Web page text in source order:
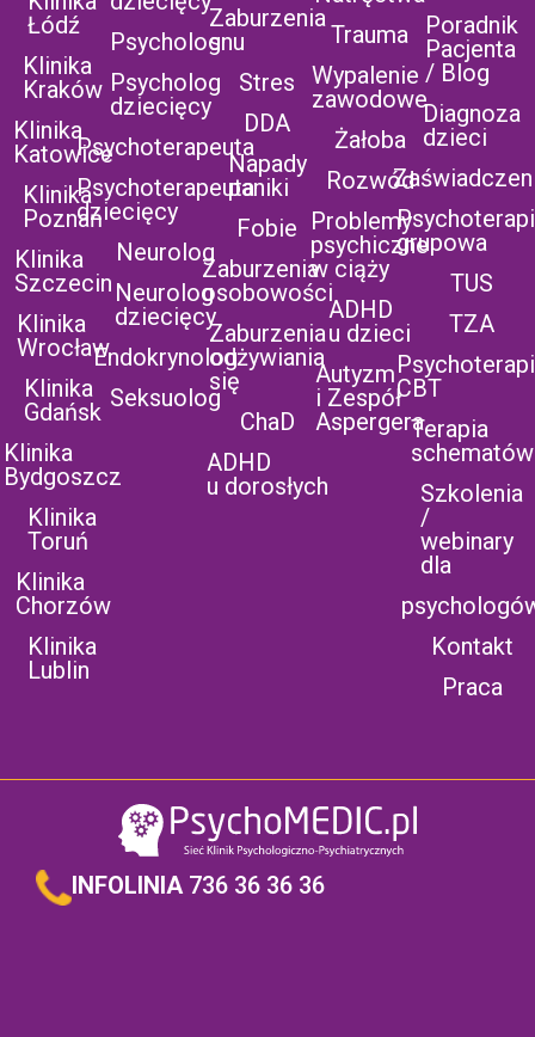
Łódź
Klinika
Kraków
Klinika
Katowice
Klinika
Poznań
Klinika
Szczecin
Klinika
Wrocław
Klinika
Gdańsk
Klinika
Bydgoszcz
Klinika
Toruń
Klinika
Chorzów
Klinika
Lublin
Psycholog
Psycholog
dziecięcy
Psychoterapeuta
Psychoterapeuta
dziecięcy
Neurolog
Neurolog
dziecięcy
Endokrynolog
Seksuolog
Zaburzenia
snu
Stres
DDA
Napady
paniki
Fobie
Zaburzenia
osobowości
Zaburzenia
odżywiania
się
ChaD
ADHD
u dorosłych
Trauma
Wypalenie
zawodowe
Żałoba
Rozwód
Problemy
psychiczne
w ciąży
ADHD
u dzieci
Autyzm
i Zespół
Aspergera
Poradnik
Pacjenta
/ Blog
Diagnoza
dzieci
grupowa
TUS
TZA
CBT
Terapia
schematów
Szkolenia
/
webinary
dla
Kontakt
Praca
INFOLINIA 736 36 36 36